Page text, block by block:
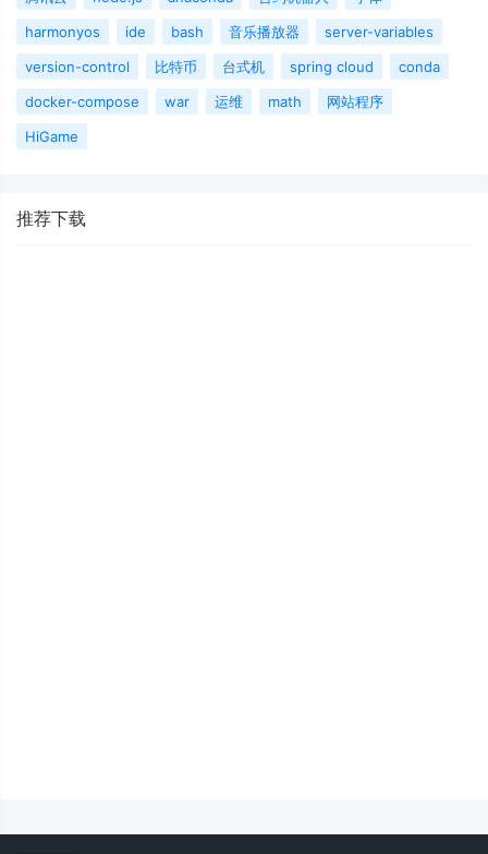
harmonyos
ide bash 音乐播放器
server-variables
version-control
比特币 台式机 spring cloud
conda
docker-compose
war 运维 math
网站程序
HiGame
推荐下载